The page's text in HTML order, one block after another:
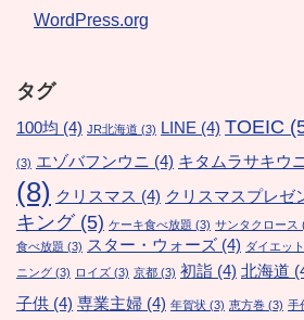
WordPress.org
タグ
100均 (4) JR北海道 (3) LINE (4) TOEIC
(3) エゾバフンウニ (4) キタムラサキウ
(8) クリスマス (4) クリスマスプレゼ
キング(5) ケーキ食べ放題 (3) サンタクロース
食べ放題 (3) スター・ウォーズ (4) ダイエット
ニング (3) ロイズ (3) 京都 (3) 初詣 (4) 北海道
子供 (4) 専業主婦 (4) 年賀状 (3) 恵方巻 (3) 手